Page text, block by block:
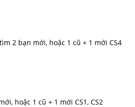
2 bạn mới, hoặc 1 cũ + 1 mới CS4
hoặc 1 cũ + 1 mới CS1, CS2